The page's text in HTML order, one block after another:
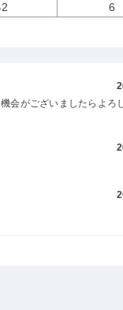
6
会がございましたらよろ